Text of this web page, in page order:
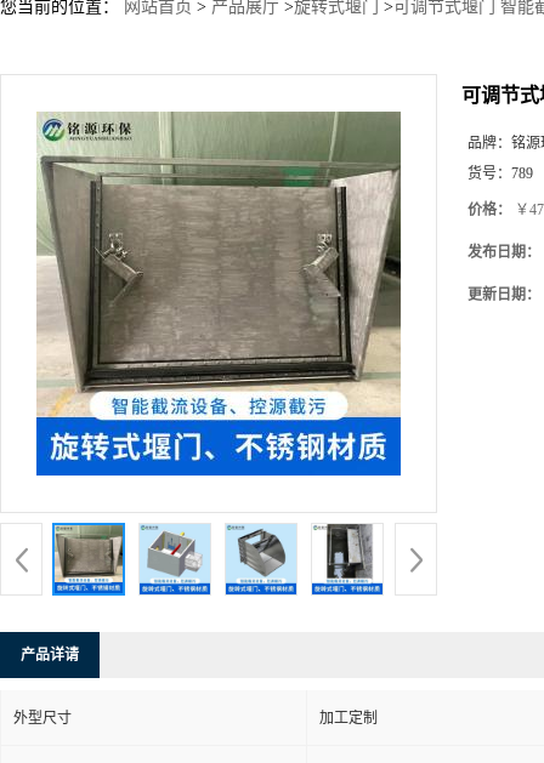
您当前的位置： 网站首页 > 产品展厅 >旋转式堰门 >可调节式堰门 智能
可调节式
品牌： 铭源
货号： 789
价格： ￥
发布日期：
更新日期：
产品详请
外型尺寸 加工定制